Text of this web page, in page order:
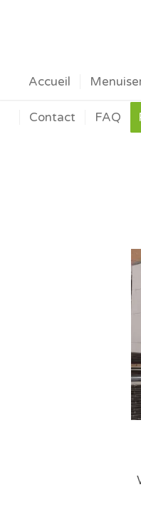
Accueil
Contact FAQ